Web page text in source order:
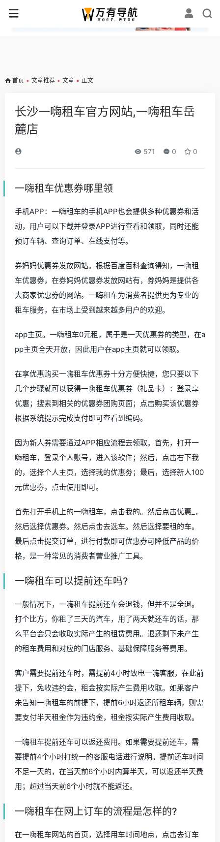
✕
首页 • 文章推荐 • 文章 • 正文
长沙一嗨租车官方网站,一嗨租车岳
麓店
571 0 0
一嗨租车优惠券哪里领
手机APP：一嗨租车的手机APP也会提供多种优惠券和活
动，用户可以下载并登录APP进行查看和领取，同时还能
预订车辆、查询订单、在线支付等。
券妈妈优惠券发放网站。根据百度百科查询得知，一嗨租
车优惠劵，在券妈妈优惠券发放网站有，券妈妈是提供各
大商家优惠券的网站。一嗨租车为消费者提供更为专业的
租车服务，在市场上受到越来越多用户的欢迎。
app主页。一嗨租车0元租，属于是一天优惠券的类型，在a
pp主页全天开放，因此用户在app主页就可以领取。
在享优惠购买一嗨租车优惠券十分方便快捷，您只要以下
几个步骤就可以获得一嗨租车优惠券（礼品卡）：登录享
优惠；搜索到相关的优惠券团购页面；点击购买该优惠券
根据系统提示完成支付即可查看到编码。
因为新人券需要通过APP相应流程去领取。首先，打开一
嗨租车，登录个人账号，进入该软件；然后，点击右下我
的，选择个人主页，选择我的优惠劵；最后，选择新人100
元优惠劵，点击使用即可。
首先打开手机上的一嗨租车，点击我的。然后点击优惠_，
然后选择优惠券。然后点击去选车。然后选择要租的车。
最后点击提交订单，进行付款即可优惠券可降低产品的价
格，是一种常见的消费者营业推广工具。
一嗨租车可以提前还车吗?
一般情况下，一嗨租车提前还车会退钱，但并不是全退。
打个比方，你租了三天的汽车，用了两天就还车的话，那
么平台会只会收取实际产生的租赁费用。退还剩下未产生
的租车费用和对应的门店服务、基础保障服务等费用。
客户需要提前还车时，需提前4小时致电一嗨客服，在此前
提下，免收违约金，租金按实际产生费用收取。如果客户
未告知一嗨租车的前提下，提前6小时返还所租车辆，则需
要支付半天租金作为违约金，租金按实际产生费用收取。
一嗨租车提前还车可以返还费用。如果需要提前还车，需
要提前4个小时打统一的客服电话进行说明。提前还车时间
不足一天的，在当天前6个小时内算半天，可以返还半天费
用；超过当天前6个小时就不能返还。
一嗨租车在网上订车的流程是怎样的?
在一嗨租车网站的首页，选择用车时间地点，点击去订车